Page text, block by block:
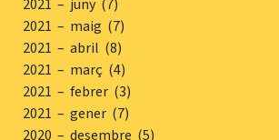
2021 – juny (7)
2021 – maig (7)
2021 – abril (8)
2021 – març (4)
2021 – febrer (3)
2021 – gener (7)
2020 – desembre (5)